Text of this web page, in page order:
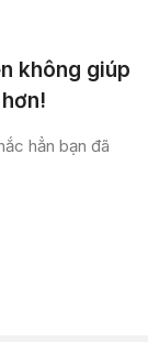
không giúp
hẳn bạn đã